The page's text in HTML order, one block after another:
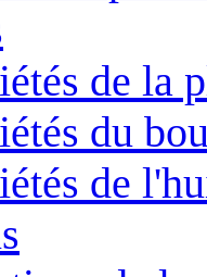
de la
du
de